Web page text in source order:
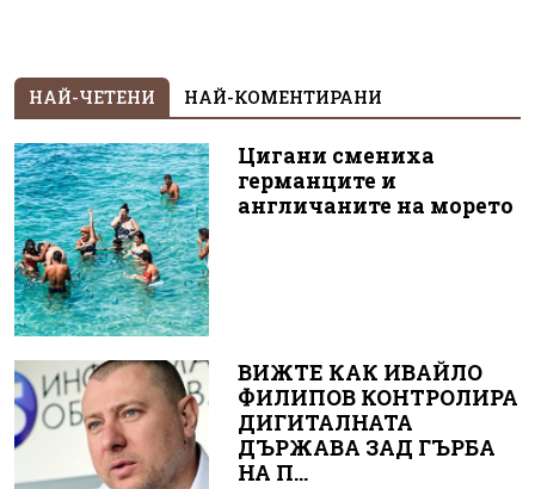
НАЙ-ЧЕТЕНИ НАЙ-КОМЕНТИРАНИ
Цигани смениха
германците и
англичаните на морето
ВИЖТЕ КАК ИВАЙЛО
ФИЛИПОВ КОНТРОЛИРА
ДИГИТАЛНАТА
ДЪРЖАВА ЗАД ГЪРБА
НА П...